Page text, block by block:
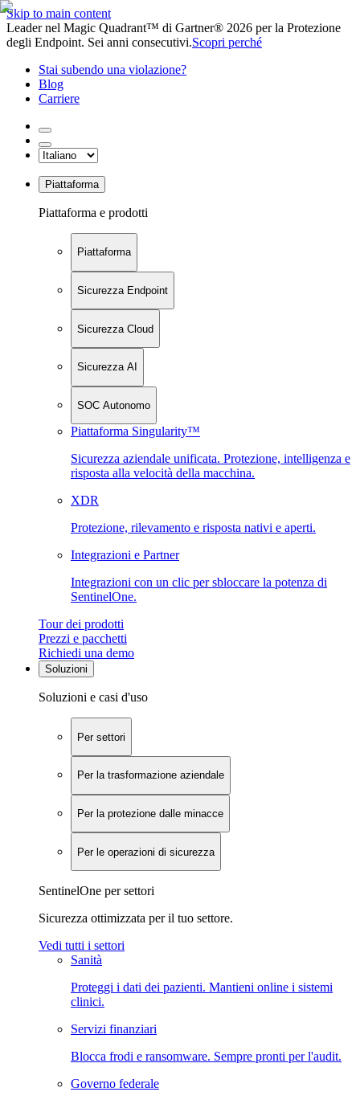
Skip to main content
Leader nel Magic Quadrant™ di Gartner® 2026 per la Protezione
degli Endpoint. Sei anni consecutivi.Scopri perché
Stai subendo una violazione?
Blog
Carriere
Piattaforma
Piattaforma e prodotti
Piattaforma
Sicurezza Endpoint
Sicurezza Cloud
Sicurezza AI
SOC Autonomo
Piattaforma Singularity™
Sicurezza aziendale unificata. Protezione, intelligenza e
risposta alla velocità della macchina.
XDR
Protezione, rilevamento e risposta nativi e aperti.
Integrazioni e Partner
Integrazioni con un clic per sbloccare la potenza di
SentinelOne.
Tour dei prodotti
Prezzi e pacchetti
Richiedi una demo
Soluzioni
Soluzioni e casi d'uso
Per settori
Per la trasformazione aziendale
Per la protezione dalle minacce
Per le operazioni di sicurezza
SentinelOne per settori
Sicurezza ottimizzata per il tuo settore.
Vedi tutti i settori
Sanità
Proteggi i dati dei pazienti. Mantieni online i sistemi
clinici.
Servizi finanziari
Blocca frodi e ransomware. Sempre pronti per l'audit.
Governo federale